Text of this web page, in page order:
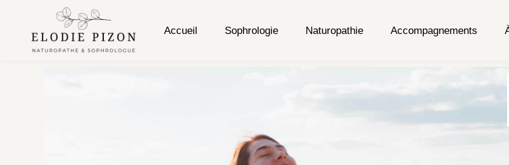
Accueil Sophrologie Naturopathie Accompagnements